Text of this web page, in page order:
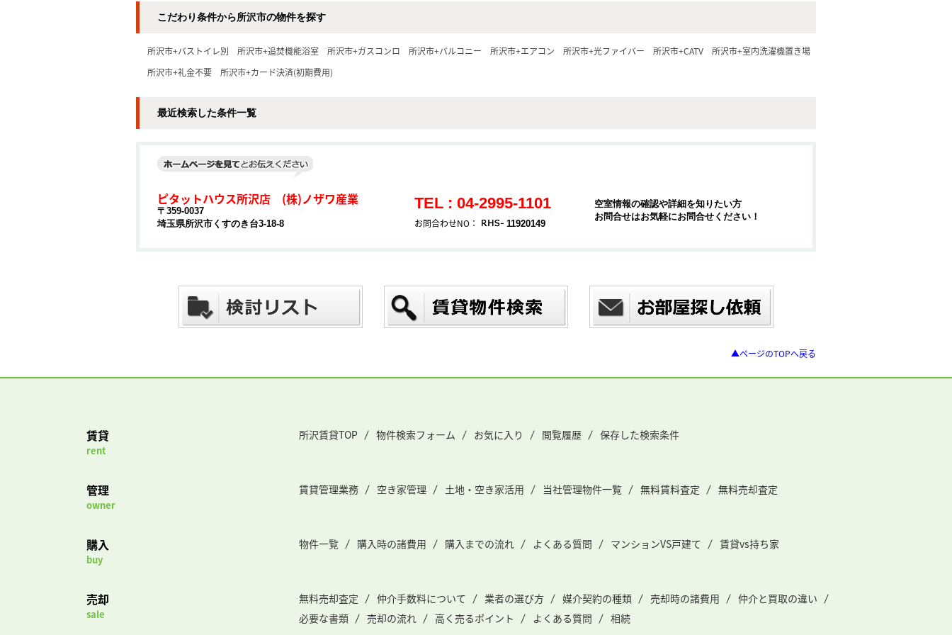
こだわり条件から所沢市の物件を探す
所沢市+バストイレ別 所沢市+追焚機能浴室 所沢市+ガスコンロ 所沢市+バルコニー 所沢市+エアコン 所沢市+光ファイバー 所沢市+CATV
所沢市+室内洗濯機置き場
所沢市+礼金不要
所沢市+カード決済(初期費用)
最近検索した条件一覧
ピタットハウス所沢店 (株)ノザワ産業
〒359-0037
埼玉県所沢市くすのき台3-18-8
TEL : 04-2995-1101
お問合わせNO： 11920149
空室情報の確認や詳細を知りたい方
お問合せはお気軽にお問合せください！
▲ページのTOPへ戻る
賃貸
rent
所沢賃貸TOP 物件検索フォーム お気に入り 閲覧履歴 保存した検索条件
管理
owner
賃貸管理業務 空き家管理 土地・空き家活用 当社管理物件一覧 無料賃料査定 無料売却査定
購入
buy
物件一覧 購入時の諸費用 購入までの流れ よくある質問 マンションVS戸建て 賃貸vs持ち家
売却
sale
無料売却査定 仲介手数料について 業者の選び方 媒介契約の種類 売却時の諸費用
仲介と買取の違い
必要な書類
売却の流れ 高く売るポイント よくある質問 相続